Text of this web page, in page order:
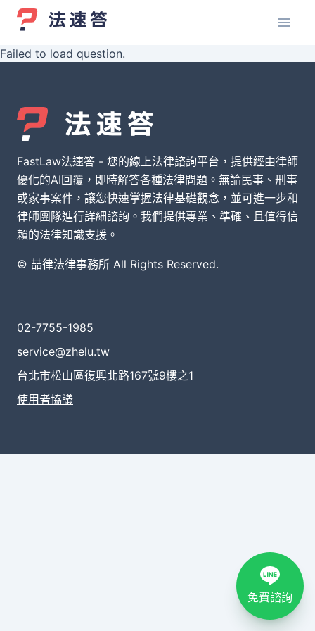
Failed to load question.
FastLaw法速答 - 您的線上法律諮詢平台，提供經由律師
優化的AI回覆，即時解答各種法律問題。無論民事、刑事
或家事案件，讓您快速掌握法律基礎觀念，並可進一步和
律師團隊進行詳細諮詢。我們提供專業、準確、且值得信
賴的法律知識支援。
© 喆律法律事務所 All Rights Reserved.
02-7755-1985
service@zhelu.tw
台北市松山區復興北路167號9樓之1
使用者協議
免費諮詢